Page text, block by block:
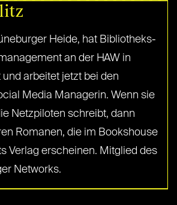
Heide, hat Bibliotheks-
an der HAW in
arbeitet jetzt bei den
Media Managerin. Wenn sie
Netzpiloten schreibt, dann
Romanen, die im Bookshouse
Verlag erscheinen. Mitglied des
Networks.